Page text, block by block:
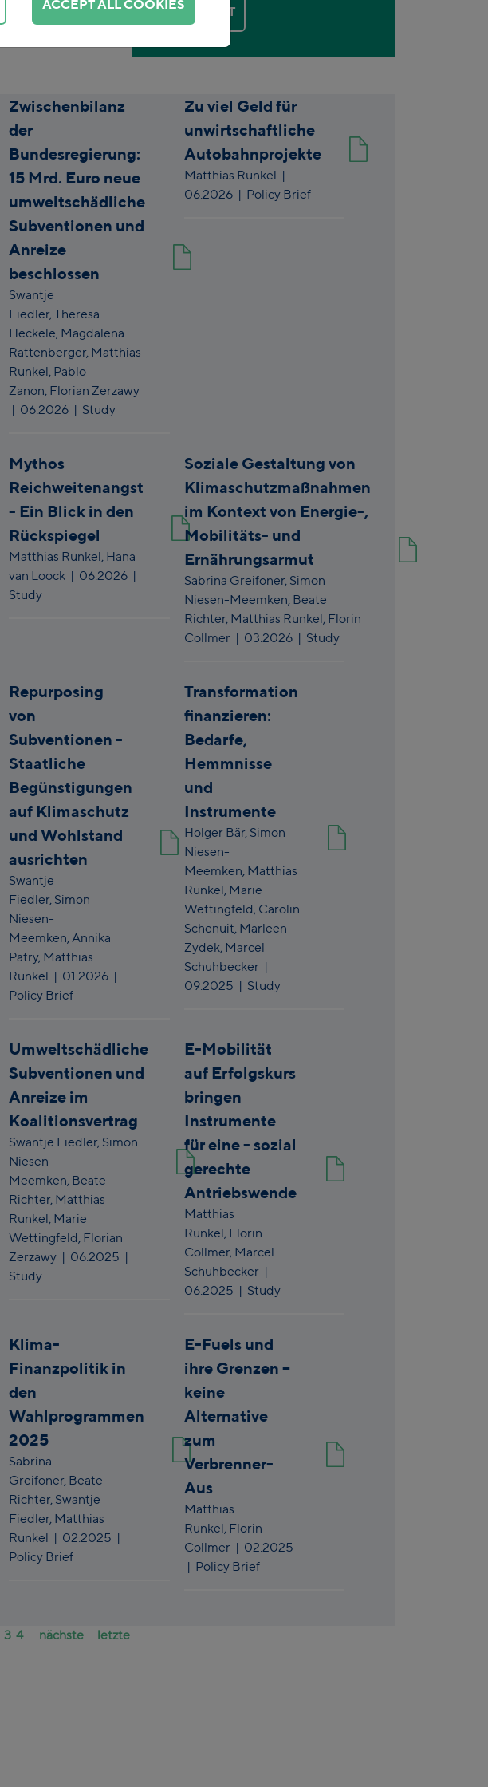
KONTAKT
Zwischenbilanz
der
Bundesregierung:
15 Mrd. Euro neue
umweltschädliche
Subventionen und
Anreize
beschlossen
Swantje
Fiedler,Theresa
Heckele, Magdalena
Rattenberger, Matthias
Runkel, Pablo
Zanon, Florian Zerzawy
| 06.2026 | Study
Zu viel Geld für
unwirtschaftliche
Autobahnprojekte
Matthias Runkel |
06.2026 | Policy Brief
Mythos
Reichweitenangst
- Ein Blick in den
Rückspiegel
Matthias Runkel, Hana
van Loock | 06.2026 |
Study
Soziale Gestaltung von
Klimaschutzmaßnahmen
im Kontext von Energie-,
Mobilitäts- und
Ernährungsarmut
Sabrina Greifoner, Simon
Niesen-Meemken, Beate
Richter, Matthias Runkel, Florin
Collmer| 03.2026 | Study
Repurposing
von
Subventionen -
Staatliche
Begünstigungen
auf Klimaschutz
und Wohlstand
ausrichten
Swantje
Fiedler, Simon
Niesen-
Meemken,Annika
Patry, Matthias
Runkel | 01.2026 |
Policy Brief
Transformation
finanzieren:
Bedarfe,
Hemmnisse
und
Instrumente
Holger Bär, Simon
Niesen-
Meemken, Matthias
Runkel, Marie
Wettingfeld, Carolin
Schenuit, Marleen
Zydek, Marcel
Schuhbecker|
09.2025 | Study
Umweltschädliche
Subventionen und
Anreize im
Koalitionsvertrag
Swantje Fiedler, Simon
Niesen-
Meemken, Beate
Richter, Matthias
Runkel, Marie
Wettingfeld, Florian
Zerzawy | 06.2025 |
Study
E-Mobilität
auf Erfolgskurs
bringen
Instrumente
für eine - sozial
gerechte
Antriebswende
Matthias
Runkel, Florin
Collmer, Marcel
Schuhbecker|
06.2025 | Study
Klima-
Finanzpolitik in
den
Wahlprogrammen
2025
Sabrina
Greifoner, Beate
Richter, Swantje
Fiedler, Matthias
Runkel | 02.2025 |
Policy Brief
E-Fuels und
ihre Grenzen –
keine
Alternative
zum
Verbrenner-
Aus
Matthias
Runkel, Florin
Collmer| 02.2025
| Policy Brief
3 4 ... nächste ... letzte
ACCEPT ALL COOKIES